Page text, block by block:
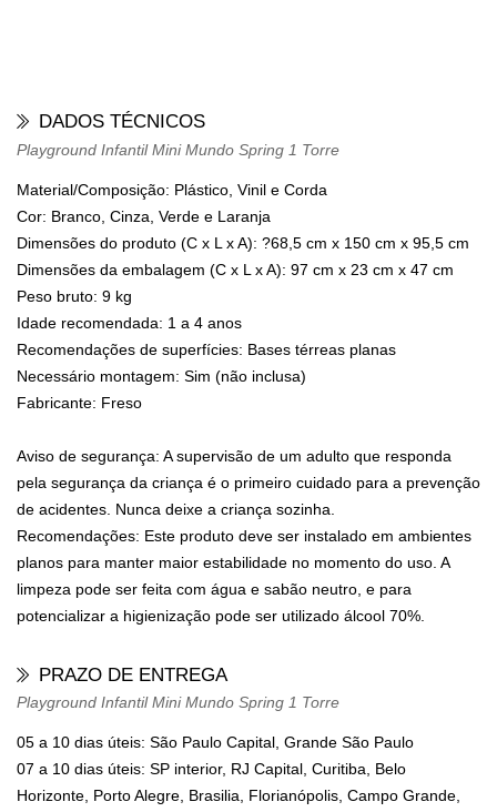
DADOS TÉCNICOS
Playground Infantil Mini Mundo Spring 1 Torre
Material/Composição: Plástico, Vinil e Corda
Cor: Branco, Cinza, Verde e Laranja
Dimensões do produto (C x L x A): ?68,5 cm x 150 cm x 95,5 cm
Dimensões da embalagem (C x L x A): 97 cm x 23 cm x 47 cm
Peso bruto: 9 kg
Idade recomendada: 1 a 4 anos
Recomendações de superfícies: Bases térreas planas
Necessário montagem: Sim (não inclusa)
Fabricante: Freso
Aviso de segurança: A supervisão de um adulto que responda
pela segurança da criança é o primeiro cuidado para a prevenção
de acidentes. Nunca deixe a criança sozinha.
Recomendações: Este produto deve ser instalado em ambientes
planos para manter maior estabilidade no momento do uso. A
limpeza pode ser feita com água e sabão neutro, e para
potencializar a higienização pode ser utilizado álcool 70%.
PRAZO DE ENTREGA
Playground Infantil Mini Mundo Spring 1 Torre
05 a 10 dias úteis: São Paulo Capital, Grande São Paulo
07 a 10 dias úteis: SP interior, RJ Capital, Curitiba, Belo
Horizonte, Porto Alegre, Brasilia, Florianópolis, Campo Grande,